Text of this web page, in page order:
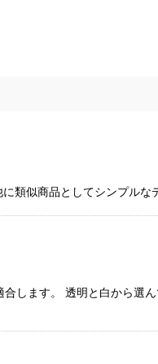
類似商品としてシンプル
します。 透明と白から選